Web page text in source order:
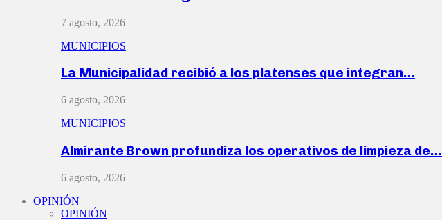
7 agosto, 2026
MUNICIPIOS
La Municipalidad recibió a los platenses que integran…
6 agosto, 2026
MUNICIPIOS
Almirante Brown profundiza los operativos de limpieza de…
6 agosto, 2026
OPINIÓN
OPINIÓN